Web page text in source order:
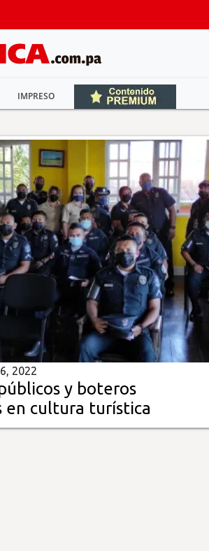
IMPRESO
2022
y boteros
en cultura turística